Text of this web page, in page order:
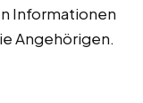
Informationen
Angehörigen.